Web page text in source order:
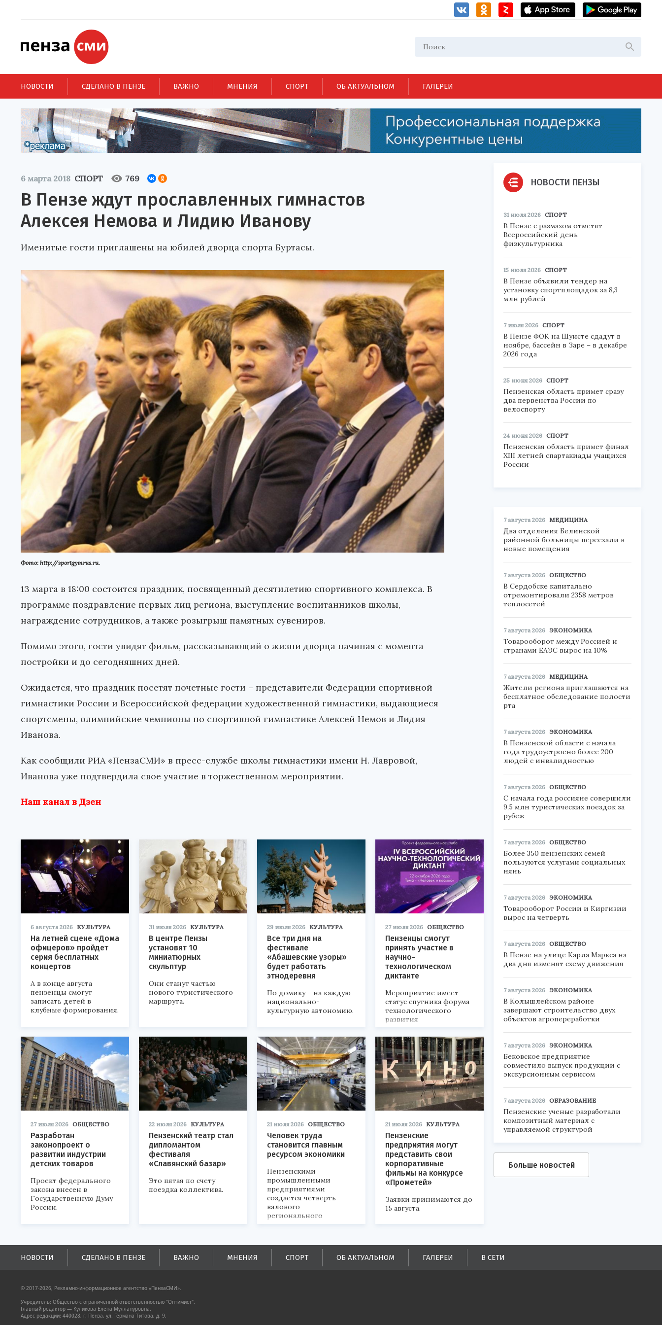
НОВОСТИ СДЕЛАНО В ПЕНЗЕ ВАЖНО МНЕНИЯ СПОРТ ОБ АКТУАЛЬНОМ ГАЛЕРЕИ
6 марта 2018 СПОРТ 769
В Пензе ждут прославленных гимнастов
Алексея Немова и Лидию Иванову
Именитые гости приглашены на юбилей дворца спорта Буртасы.
Фото: http://sportgymrus.ru.
13 марта в 18:00 состоится праздник, посвященный десятилетию спортивного комплекса. В
программе поздравление первых лиц региона, выступление воспитанников школы,
награждение сотрудников, а также розыгрыш памятных сувениров.
Помимо этого, гости увидят фильм, рассказывающий о жизни дворца начиная с момента
постройки и до сегодняшних дней.
Ожидается, что праздник посетят почетные гости – представители Федерации спортивной
гимнастики России и Всероссийской федерации художественной гимнастики, выдающиеся
спортсмены, олимпийские чемпионы по спортивной гимнастике Алексей Немов и Лидия
Иванова.
Как сообщили РИА «ПензаСМИ» в пресс-службе школы гимнастики имени Н. Лавровой,
Иванова уже подтвердила свое участие в торжественном мероприятии.
Наш канал в Дзен
6 августа 2026 КУЛЬТУРА
На летней сцене «Дома
офицеров» пройдет
серия бесплатных
концертов
А в конце августа
пензенцы смогут
записать детей в
клубные формирования.
31 июля 2026 КУЛЬТУРА
В центре Пензы
установят 10
миниатюрных
скульптур
Они станут частью
нового туристического
маршрута.
29 июля 2026 КУЛЬТУРА
Все три дня на
фестивале
«Абашевские узоры»
будет работать
этнодеревня
По домику – на каждую
национально-
культурную автономию.
27 июля 2026 ОБЩЕСТВО
Пензенцы смогут
принять участие в
научно-
технологическом
диктанте
Мероприятие имеет
статус спутника форума
технологического
развития
«Технопром-2026».
27 июля 2026 ОБЩЕСТВО
Разработан
законопроект о
развитии индустрии
детских товаров
Проект федерального
закона внесен в
Государственную Думу
России.
22 июля 2026 КУЛЬТУРА
Пензенский театр стал
дипломантом
фестиваля
«Славянский базар»
Это пятая по счету
поездка коллектива.
21 июля 2026 ОБЩЕСТВО
Человек труда
становится главным
ресурсом экономики
Пензенскими
промышленными
предприятиями
создается четверть
валового
регионального
продукта и
поступлений в
бюджеты всех уровней.
21 июля 2026 КУЛЬТУРА
Пензенские
предприятия могут
представить свои
корпоративные
фильмы на конкурсе
«Прометей»
Заявки принимаются до
15 августа.
НОВОСТИ ПЕНЗЫ
31 июля 2026 СПОРТ
В Пензе с размахом отметят
Всероссийский день
физкультурника
15 июля 2026 СПОРТ
В Пензе объявили тендер на
установку спортплощадок за 8,3
млн рублей
7 июля 2026 СПОРТ
В Пензе ФОК на Шуисте сдадут в
ноябре, бассейн в Заре – в декабре
2026 года
25 июня 2026 СПОРТ
Пензенская область примет сразу
два первенства России по
велоспорту
24 июня 2026 СПОРТ
Пензенская область примет финал
XIII летней спартакиады учащихся
России
7 августа 2026 МЕДИЦИНА
Два отделения Белинской
районной больницы переехали в
новые помещения
7 августа 2026 ОБЩЕСТВО
В Сердобске капитально
отремонтировали 2358 метров
теплосетей
7 августа 2026 ЭКОНОМИКА
Товарооборот между Россией и
странами ЕАЭС вырос на 10%
7 августа 2026 МЕДИЦИНА
Жители региона приглашаются на
бесплатное обследование полости
рта
7 августа 2026 ЭКОНОМИКА
В Пензенской области с начала
года трудоустроено более 200
людей с инвалидностью
7 августа 2026 ОБЩЕСТВО
С начала года россияне совершили
9,5 млн туристических поездок за
рубеж
7 августа 2026 ОБЩЕСТВО
Более 350 пензенских семей
пользуются услугами социальных
нянь
7 августа 2026 ЭКОНОМИКА
Товарооборот России и Киргизии
вырос на четверть
7 августа 2026 ОБЩЕСТВО
В Пензе на улице Карла Маркса на
два дня изменят схему движения
7 августа 2026 ЭКОНОМИКА
В Колышлейском районе
завершают строительство двух
объектов агропереработки
7 августа 2026 ЭКОНОМИКА
Бековское предприятие
совместило выпуск продукции с
экскурсионным сервисом
7 августа 2026 ОБРАЗОВАНИЕ
Пензенские ученые разработали
композитный материал с
управляемой структурой
Больше новостей
НОВОСТИ СДЕЛАНО В ПЕНЗЕ ВАЖНО МНЕНИЯ СПОРТ ОБ АКТУАЛЬНОМ ГАЛЕРЕИ В СЕТИ
© 2017-2026, Рекламно-информационное агентство «ПензаСМИ».
Учредитель: Общество с ограниченной ответственностью "Оптимист".
Главный редактор — Куликова Елена Муллануровна.
Адрес редакции: 440028, г. Пенза, ул. Германа Титова, д. 9.